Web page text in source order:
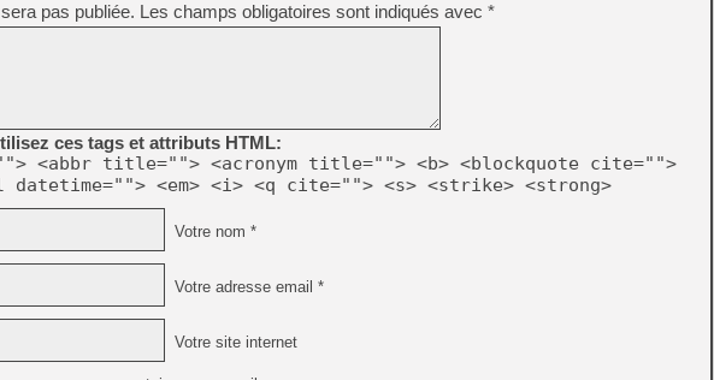
pas publiée. Les champs obligatoires sont indiqués avec *
ces tags et attributs HTML:
<abbr title=""> <acronym title=""> <b> <blockquote cite="">
datetime=""> <em> <i> <q cite=""> <s> <strike> <strong>
Votre nom *
Votre adresse email *
Votre site internet